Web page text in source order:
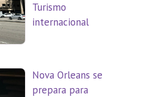
Turismo
internacional
Nova Orleans se
prepara para